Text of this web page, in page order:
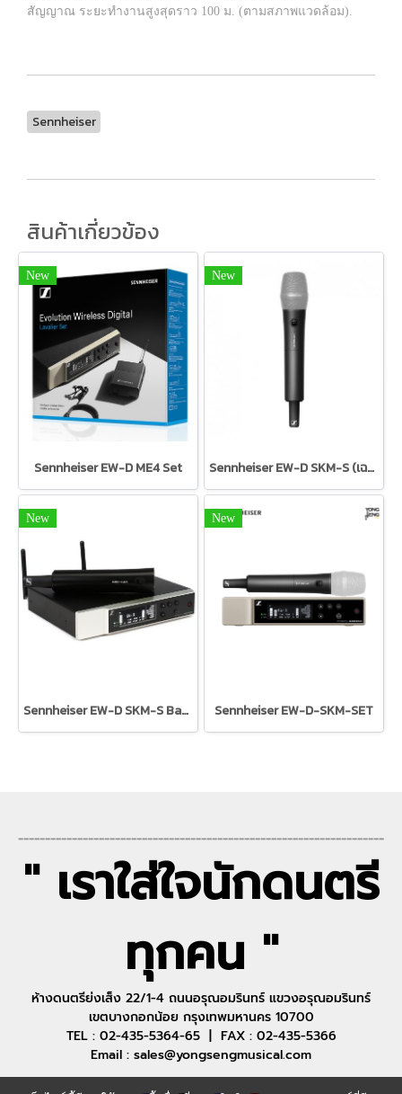
สัญญาณ ระยะทำงานสูงสุดราว 100 ม. (ตามสภาพแวดล้อม).
Sennheiser
สินค้าเกี่ยวข้อง
New
Sennheiser EW-D ME4 Set
New
Sennheiser EW-D SKM-S (เฉพาะด้ามไมค์ลอยดิจิทัล)
New
Sennheiser EW-D SKM-S Base Set
New
Sennheiser EW-D-SKM-SET
--------------------------------------------------------------------
" เราใส่ใจนักดนตรี
ทุกคน "
ห้างดนตรีย่งเส็ง 22/1-4 ถนนอรุณอมรินทร์ แขวงอรุณอมรินทร์
เขตบางกอกน้อย กรุงเทพมหานคร 10700
TEL : 02-435-5364-65 | FAX : 02-435-5366
Email : sales@yongsengmusical.com